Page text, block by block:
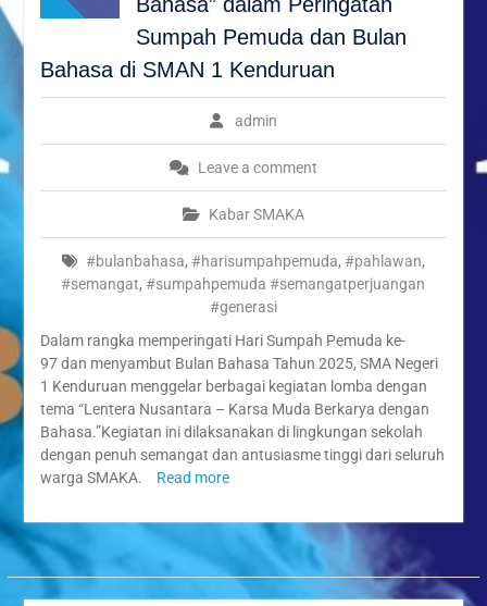
Kenduruan Angkat Tema
Kebersihan dan Ketertiban
“Syawal Menyatukan Hati:
Harmoni Silaturahmi dalam
Halal Bihalal Keluarga
Besar SMAN 1 Kenduruan
1447 H”
Festival Ramadan Double
Track SMAN 1 Kenduruan,
Latih Jiwa Wirausaha dan
Kreativitas Siswa
Sumpah Pemuda dan Bulan
Bahasa di SMAN 1 Kenduruan
admin
Leave a comment
Kabar SMAKA
#bulanbahasa, #harisumpahpemuda, #pahlawan,
#semangat, #sumpahpemuda #semangatperjuangan
#generasi
Dalam rangka memperingati Hari Sumpah Pemuda ke-
97 dan menyambut Bulan Bahasa Tahun 2025, SMA Negeri
1 Kenduruan menggelar berbagai kegiatan lomba dengan
tema “Lentera Nusantara – Karsa Muda Berkarya dengan
Bahasa.”Kegiatan ini dilaksanakan di lingkungan sekolah
dengan penuh semangat dan antusiasme tinggi dari seluruh
warga SMAKA.
Read more